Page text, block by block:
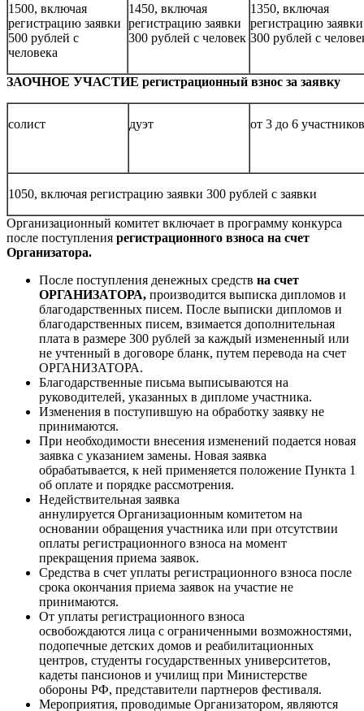
1500, включая
регистрацию заявки
500 рублей с
человека
1450, включая
регистрацию заявки
300 рублей с человек
1350, включая
регистрацию заявки
300 рублей с
ЗАОЧНОЕ УЧАСТИЕ регистрационный взнос за заявку
солист дуэт от 3 до 6 участников
1050, включая регистрацию заявки 300 рублей с заявки
Организационный комитет включает в программу конкурса
после поступления регистрационного взноса на счет
Организатора.
После поступления денежных средств на счет
ОРГАНИЗАТОРА, производится выписка дипломов и
благодарственных писем. После выписки дипломов и
благодарственных писем, взимается дополнительная
плата в размере 300 рублей за каждый измененный или
не учтенный в договоре бланк, путем перевода на счет
ОРГАНИЗАТОРА.
Благодарственные письма выписываются на
руководителей, указанных в дипломе участника.
Изменения в поступившую на обработку заявку не
принимаются.
При необходимости внесения изменений подается новая
заявка с указанием замены. Новая заявка
обрабатывается, к ней применяется положение Пункта 1
об оплате и порядке рассмотрения.
Недействительная заявка
аннулируется Организационным комитетом на
основании обращения участника или при отсутствии
оплаты регистрационного взноса на момент
прекращения приема заявок.
Средства в счет уплаты регистрационного взноса после
срока окончания приема заявок на участие не
принимаются.
От уплаты регистрационного взноса
освобождаются лица с ограниченными возможностями,
подопечные детских домов и реабилитационных
центров, студенты государственных университетов,
кадеты пансионов и училищ при Министерстве
обороны РФ, представители партнеров фестиваля.
Мероприятия, проводимые Организатором, являются